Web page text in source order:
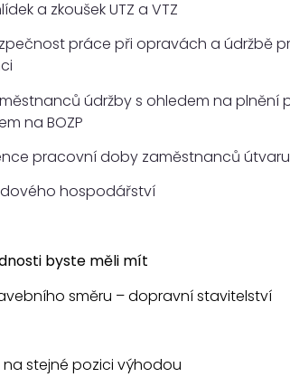
a zkoušek UTZ a VTZ
práce při opravách a údržbě
údržby s ohledem na plnění
na BOZP
pracovní doby zaměstnanců
hospodářství
byste měli mít
směru – dopravní stavitelství
stejné pozici výhodou